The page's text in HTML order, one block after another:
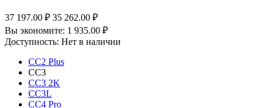
37 197.00 ₽ 35 262.00 ₽
Вы экономите: 1 935.00 ₽
Доступность: Нет в наличии
CC2 Plus
CC3
CC3 2K
CC3L
CC4 Pro